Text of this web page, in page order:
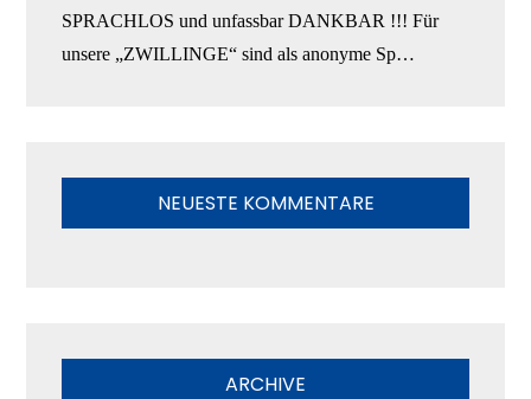
SPRACHLOS und unfassbar DANKBAR !!! Für
unsere „ZWILLINGE“ sind als anonyme Sp…
NEUESTE KOMMENTARE
ARCHIVE